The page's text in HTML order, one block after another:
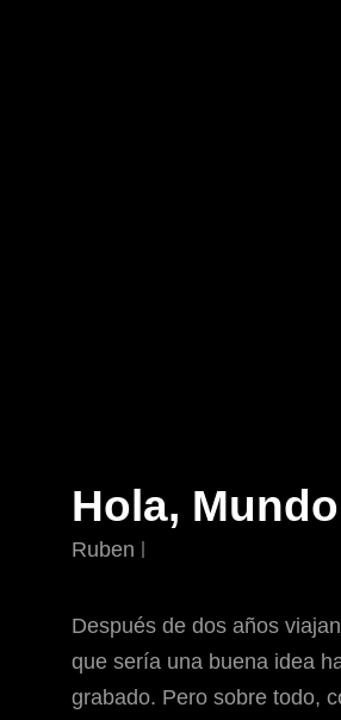
Hola, Mundo
Ruben
Después de dos años
que sería una buena idea
grabado. Pero sobre todo,